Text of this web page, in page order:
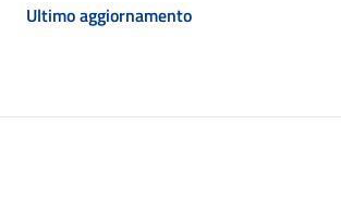
Ultimo aggiornamento